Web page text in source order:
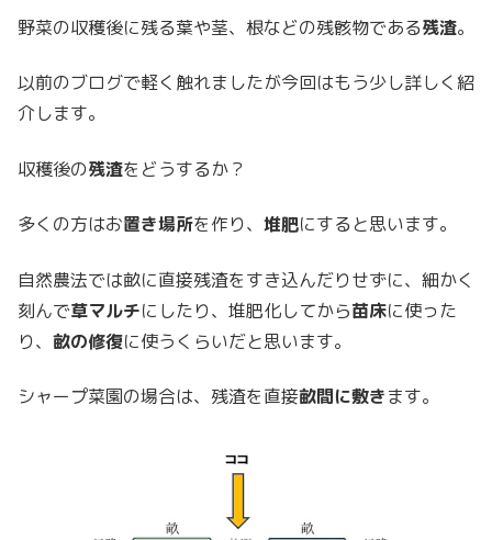
野菜の収穫後に残る葉や茎、根などの残骸物である残渣。
以前のブログで軽く触れましたが今回はもう少し詳しく紹
介します。
収穫後の残渣をどうするか？
多くの方はお置き場所を作り、 堆肥にすると思います。
自然農法では畝に直接残渣をすき込んだりせずに、細かく
刻んで草マルチにしたり、堆肥化してから苗床に使った
り、 畝の修復に使うくらいだと思います。
シャープ菜園の場合は、残渣を直接畝間に敷きます。